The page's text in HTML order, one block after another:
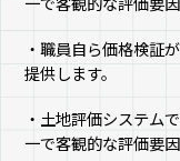
・職員自ら価格検証
提供します。
・土地評価システム
一で客観的な評価要